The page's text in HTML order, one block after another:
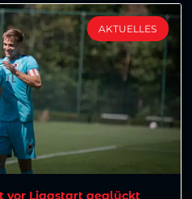
AKTUELLES
vor Ligastart geglückt